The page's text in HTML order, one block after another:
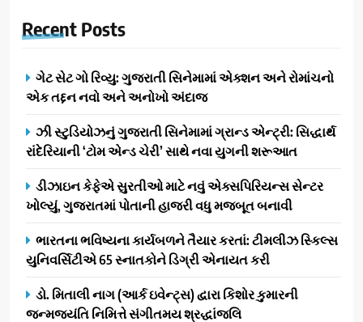
Recent Posts
ગેટ સેટ ગો રિવ્યુ: ગુજરાતી સિનેમામાં એક્શન અને રોમાંચનો
એક તદ્દન નવો અને અનોખો અંદાજ
ઝી સ્ટુડિયોઝનું ગુજરાતી સિનેમામાં ગ્રાન્ડ એન્ટ્રી: સિદ્ધાર્થ
રાંદેરિયાની ‘ટોમ એન્ડ ચેરી’ સાથે નવા યુગની શરૂઆત
ડીઝાઇન કેફેએ સુરતીઓ માટે નવું એક્સપિરિયન્સ સેન્ટર
ખોલ્યું, ગુજરાતમાં પોતાની હાજરી વધુ મજબૂત બનાવી
ભારતના ભવિષ્યના કાર્યબળને તૈયાર કરતાં: ટીમલીઝ સ્કિલ્સ
યુનિવર્સિટીએ 65 સ્નાતકોને ડિગ્રી એનાયત કરી
ડો. મિતાલી નાગ (આર્ક ઇવેન્ટ્સ) દ્વારા કિશોર કુમારની
જન્મજયંતિ નિમિત્તે સંગીતમય શ્રદ્ધાંજલિ